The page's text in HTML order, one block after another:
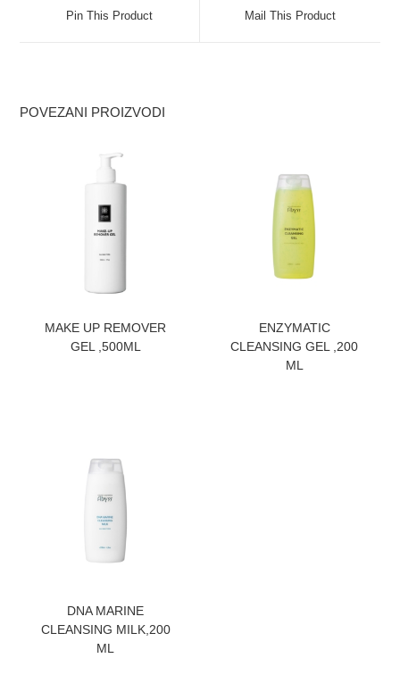
Pin This Product Mail This Product
POVEZANI PROIZVODI
MAKE UP REMOVER
GEL ,500ML
ENZYMATIC
CLEANSING GEL ,200
ML
DNA MARINE
CLEANSING MILK,200
ML